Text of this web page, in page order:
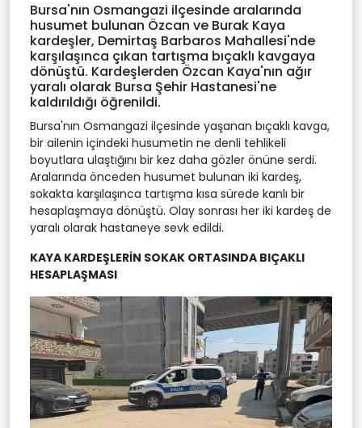
Bursa'nın Osmangazi ilçesinde aralarında
husumet bulunan Özcan ve Burak Kaya
kardeşler, Demirtaş Barbaros Mahallesi'nde
karşılaşınca çıkan tartışma bıçaklı kavgaya
dönüştü. Kardeşlerden Özcan Kaya'nın ağır
yaralı olarak Bursa Şehir Hastanesi'ne
kaldırıldığı öğrenildi.
Bursa'nın Osmangazi ilçesinde yaşanan bıçaklı kavga,
bir ailenin içindeki husumetin ne denli tehlikeli
boyutlara ulaştığını bir kez daha gözler önüne serdi.
Aralarında önceden husumet bulunan iki kardeş,
sokakta karşılaşınca tartışma kısa sürede kanlı bir
hesaplaşmaya dönüştü. Olay sonrası her iki kardeş de
yaralı olarak hastaneye sevk edildi.
KAYA KARDEŞLERİN SOKAK ORTASINDA BIÇAKLI
HESAPLAŞMASI